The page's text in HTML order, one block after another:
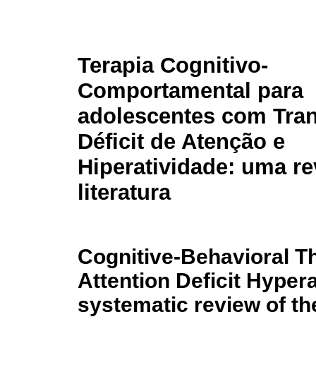
Terapia Cognitivo-
Comportamental para
adolescentes com
Déficit de Atenção e
Hiperatividade: uma
literatura
Cognitive-Behavioral
Attention Deficit
systematic review of